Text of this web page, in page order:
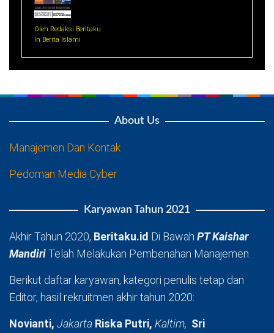
Oleh Redaksi Beritaku
In Berita Islami
About Us
Manajemen Dan Kontak
Pedoman Media Cyber
Karyawan Tahun 2021
Akhir Tahun 2020, Beritaku.id Di Bawah PT Kaishar
MandiriTelah Melakukan Pembenahan Manajemen.
Berikut daftar karyawan, kategori penulis tetap dan
Editor, hasil rekruitmen akhir tahun 2020:
Novianti, Jakarta Riska Putri, Kaltim, Sri